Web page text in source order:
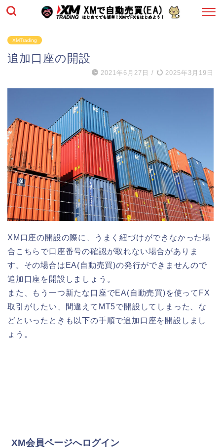
XMTrading
追加口座の開設
2021年6月27日 / 2025年3月19日
XM口座の開設の際に、うまく紐づけができなかった場
合こちらで口座番号の確認が取れない場合がありま
す。その場合はEA(自動売買)の発行ができませんので
追加口座を開設しましょう。
また、もう一つ新たな口座でEA(自動売買)を使ってFX
取引がしたい、間違えてMT5で開設してしまった、な
どといったときも以下の手順で追加口座を開設しまし
ょう。
XM会員ページへログイン